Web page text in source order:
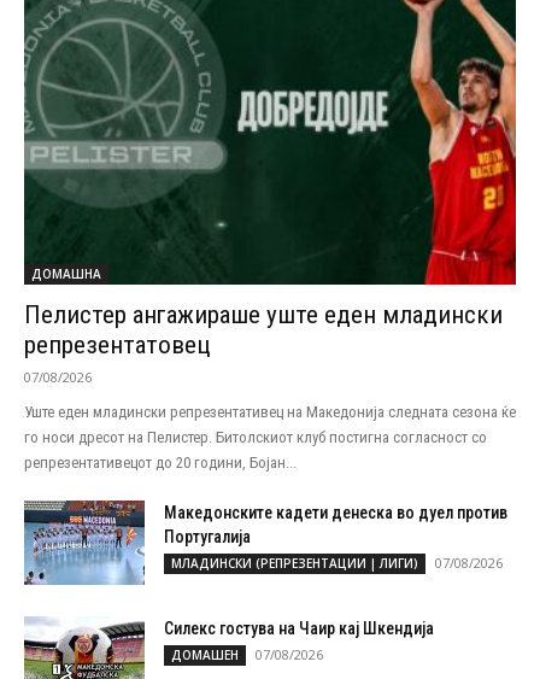
ДОМАШНА
Пелистер ангажираше уште еден младински
репрезентатовец
07/08/2026
Уште еден младински репрезентативец на Македонија следната сезона ќе
го носи дресот на Пелистер. Битолскиот клуб постигна согласност со
репрезентативецот до 20 години, Бојан...
Македонските кадети денеска во дуел против
Португалија
МЛАДИНСКИ (РЕПРЕЗЕНТАЦИИ | ЛИГИ) 07/08/2026
Силекс гостува на Чаир кај Шкендија
ДОМАШЕН 07/08/2026